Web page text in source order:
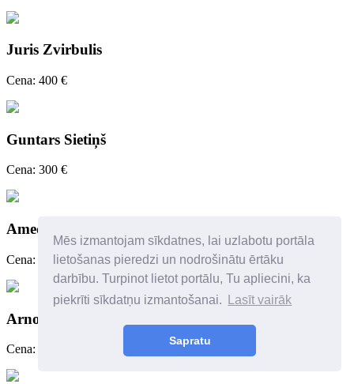
Mēs izmantojam sīkdatnes, lai uzlabotu portāla
lietošanas pieredzi un nodrošinātu ērtāku
darbību. Turpinot lietot portālu, Tu apliecini, ka
piekrīti sīkdatņu izmantošanai.
Lasīt vairāk
Sapratu
Juris Zvirbulis
Cena: 400 €
Guntars Sietiņš
Cena: 300 €
Amedeo Alzeni (?) vai sekotājs
Cena: 180 €
Arnolds Pankoks (1914-2008)
Cena: 250 €